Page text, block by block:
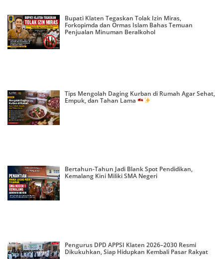
Bupati Klaten Tegaskan Tolak Izin Miras,
Forkopimda dan Ormas Islam Bahas Temuan
Penjualan Minuman Beralkohol
Tips Mengolah Daging Kurban di Rumah Agar Sehat,
Empuk, dan Tahan Lama
Bertahun-Tahun Jadi Blank Spot Pendidikan,
Kemalang Kini Miliki SMA Negeri
Pengurus DPD APPSI Klaten 2026–2030 Resmi
Dikukuhkan, Siap Hidupkan Kembali Pasar Rakyat